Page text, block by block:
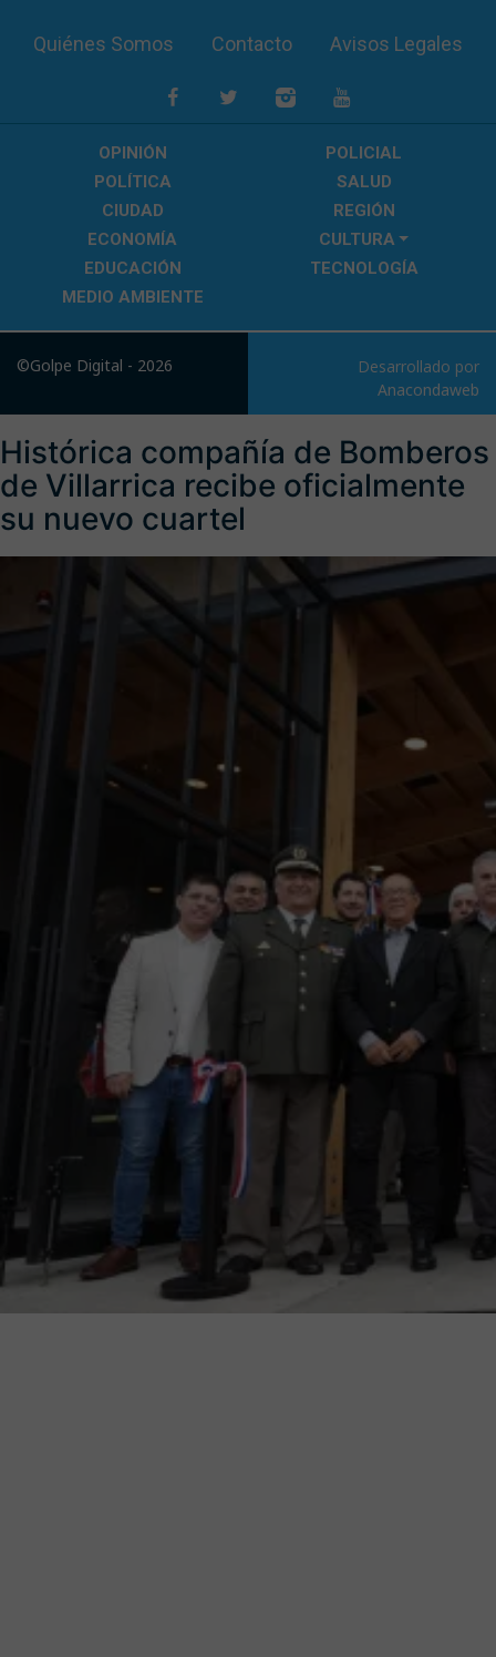
Quiénes Somos Contacto Avisos Legales
OPINIÓN
POLICIAL
POLÍTICA
SALUD
CIUDAD
REGIÓN
ECONOMÍA
CULTURA
EDUCACIÓN
TECNOLOGÍA
MEDIO AMBIENTE
©Golpe Digital - 2026
Desarrollado por
Anacondaweb
Histórica compañía de Bomberos
de Villarrica recibe oficialmente
su nuevo cuartel